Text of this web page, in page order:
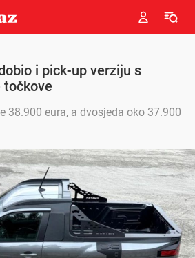
i pick-up verziju s
točkove
38.900 eura, a dvosjeda oko 37.900